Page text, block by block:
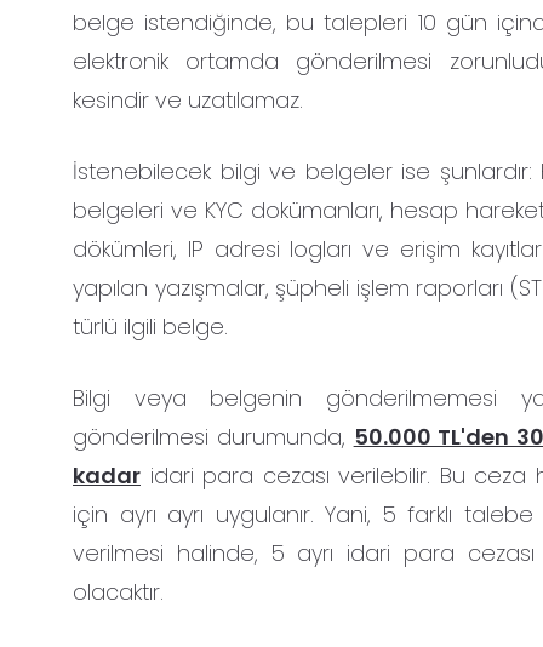
belge istendiğinde, bu talepleri 10 gün
elektronik ortamda gönderilmesi
kesindir ve uzatılamaz.
İstenebilecek bilgi ve belgeler ise şunlardır:
belgeleri ve KYC dokümanları, hesap
dökümleri, IP adresi logları ve erişim
yapılan yazışmalar, şüpheli işlem raporları
türlü ilgili belge.
Bilgi veya belgenin gönderilmemesi
gönderilmesi durumunda, 50.000 TL'den
kadar idari para cezası verilebilir. Bu
için ayrı ayrı uygulanır. Yani, 5 farklı
verilmesi halinde, 5 ayrı idari para
olacaktır.